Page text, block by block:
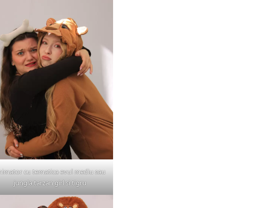
cu tematica evul mediu sau
jungla tarzan girl si tigru